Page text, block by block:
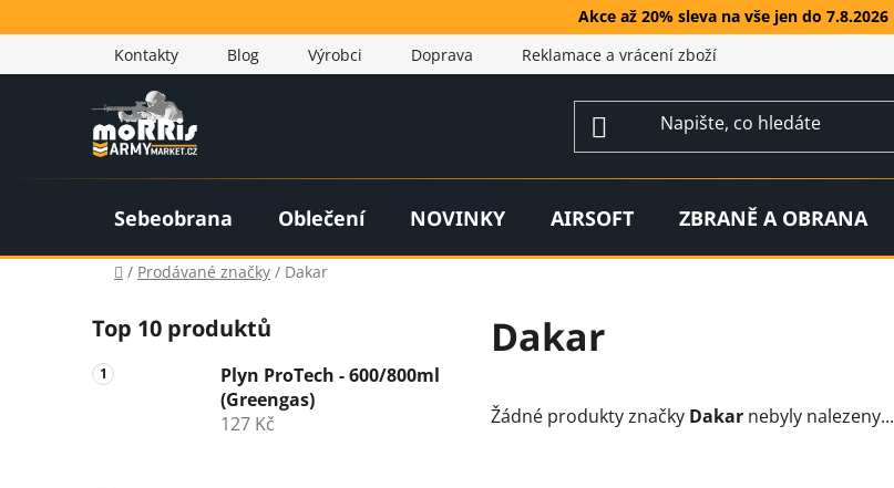
na
Akce až 20% sleva na vše jen do 7.8.2026
Kontakty
Blog Výrobci Doprava Reklamace a vrácení zboží
Sebeobrana Oblečení NOVINKY AIRSOFT ZBRANĚ A OBRANA
Domů
/ Prodávané značky / Dakar
o
s
t
Top 10 produktů
Plyn ProTech - 600/800ml
(Greengas)
127 Kč
Dakar
Žádné produkty značky Dakar nebyly nalezeny...